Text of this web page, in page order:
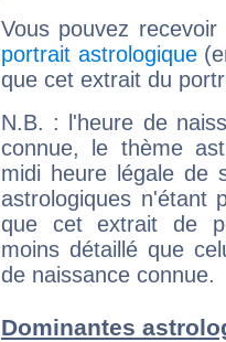
Vous pouvez
portrait astrologique
que cet extrait du
N.B. : l'heure de
connue, le thème
midi heure légale de
astrologiques n'étant
que cet extrait de
moins détaillé que
de naissance connue.
Dominantes